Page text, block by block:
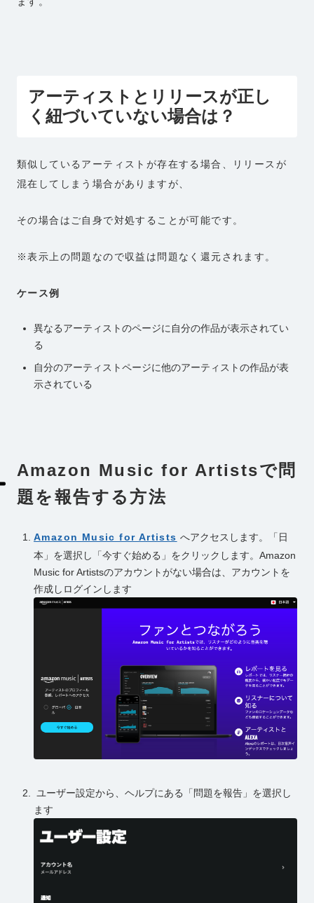
アーティストとリリースが正し
く紐づいていない場合は？
類似しているアーティストが存在する場合、リリースが
混在してしまう場合がありますが、
その場合はご自身で対処することが可能です。
※表示上の問題なので収益は問題なく還元されます。
ケース例
異なるアーティストのページに自分の作品が表示されてい
る
自分のアーティストページに他のアーティストの作品が表
示されている
Amazon Music for Artistsで問
題を報告する方法
Amazon Music for Artists へアクセスします。「日
本」を選択し「今すぐ始める」をクリックします。Amazon
Music for Artistsのアカウントがない場合は、アカウントを
作成しログインします
ユーザー設定から、ヘルプにある「問題を報告」を選択し
ます